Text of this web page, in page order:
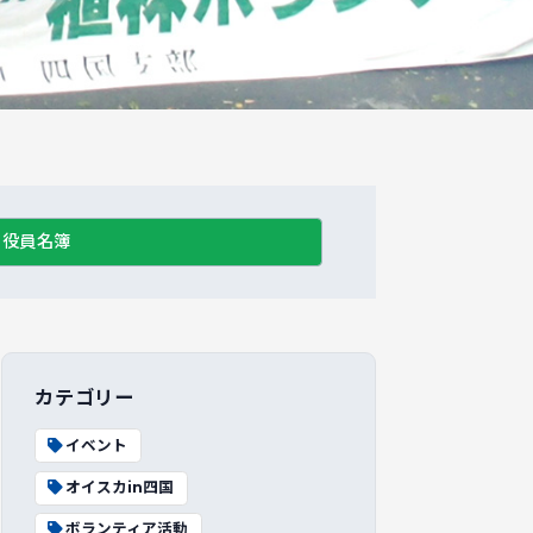
役員名簿
カテゴリー
イベント
オイスカin四国
ボランティア活動